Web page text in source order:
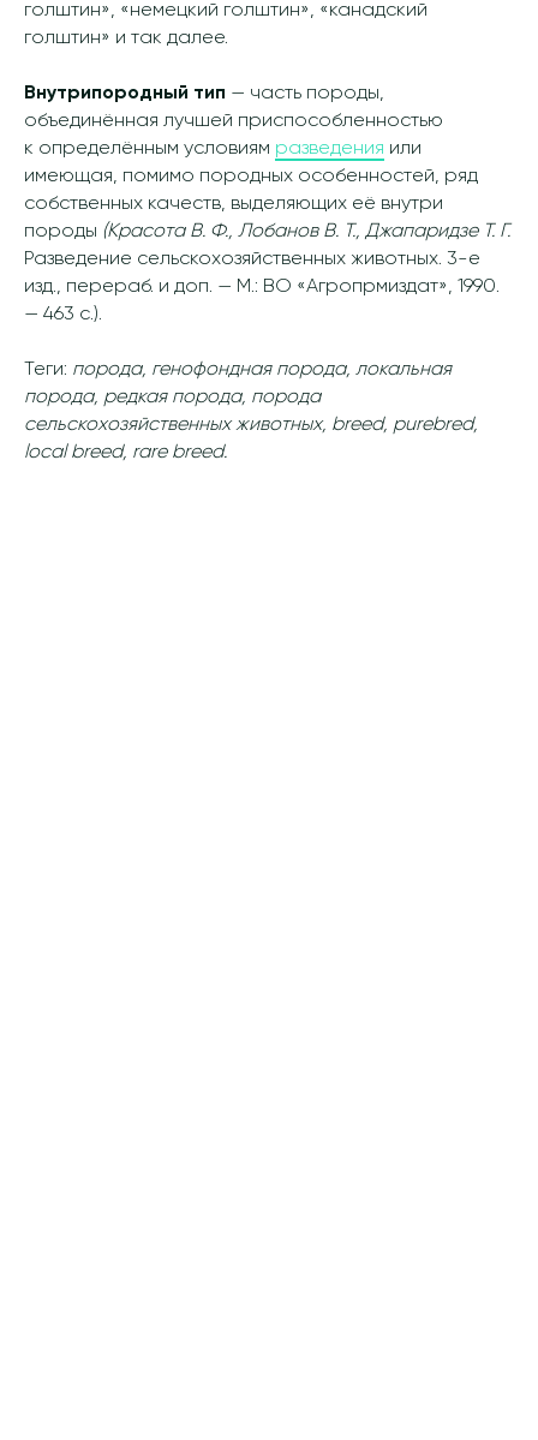
голштин», «немецкий голштин», «канадский
голштин» и так далее.
Внутрипородный тип — часть породы,
объединённая лучшей приспособленностью
к определённым условиям разведения или
имеющая, помимо породных особенностей, ряд
собственных качеств, выделяющих её внутри
породы (Красота В. Ф., Лобанов В. Т., Джапаридзе Т. Г.
Разведение сельскохозяйственных животных. 3-е
изд., перераб. и доп. — М.: ВО «Агропрмиздат», 1990.
— 463 с.).
Теги: порода, генофондная порода, локальная
порода, редкая порода, порода
сельскохозяйственных животных, breed, purebred,
local breed, rare breed.